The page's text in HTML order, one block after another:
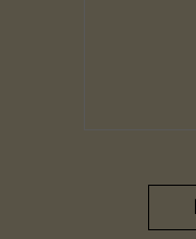
https://
vinkit-